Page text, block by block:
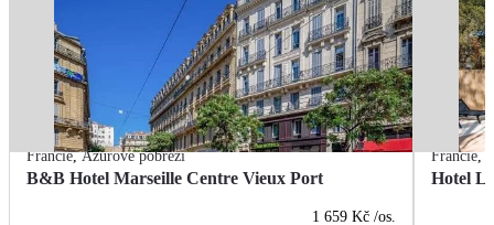
Francie,Azurové pobřeží
B&B Hotel Marseille Centre Vieux Port
1 659 Kč /os.
Francie,
Hotel